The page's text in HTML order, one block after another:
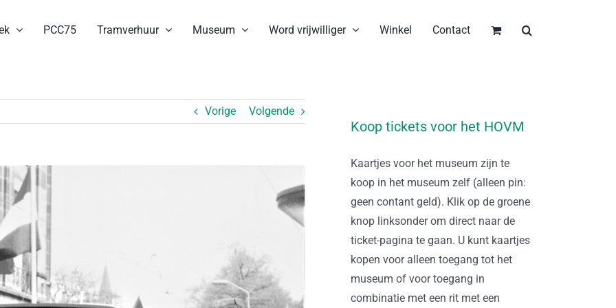
PCC75 Tramverhuur Museum Word vrijwilliger Winkel Contact
Vorige Volgende
Koop tickets voor het HOVM
Kaartjes voor het museum zijn te
koop in het museum zelf (alleen pin:
geen contant geld). Klik op de groene
knop linksonder om direct naar de
ticket-pagina te gaan. U kunt kaartjes
kopen voor alleen toegang tot het
museum of voor toegang in
combinatie met een rit met een